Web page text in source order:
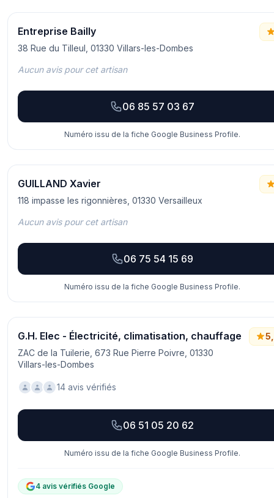
Entreprise Bailly
38 Rue du Tilleul, 01330 Villars-les-Dombes
Aucun avis pour cet artisan
06 85 57 03 67
Numéro issu de la fiche Google Business Profile.
GUILLAND Xavier
118 impasse les rigonnières, 01330 Versailleux
Aucun avis pour cet artisan
06 75 54 15 69
Numéro issu de la fiche Google Business Profile.
G.H. Elec - Électricité, climatisation, chauffage
ZAC de la Tuilerie, 673 Rue Pierre Poivre, 01330
Villars-les-Dombes
14 avis vérifiés
06 51 05 20 62
Numéro issu de la fiche Google Business Profile.
4 avis vérifiés Google